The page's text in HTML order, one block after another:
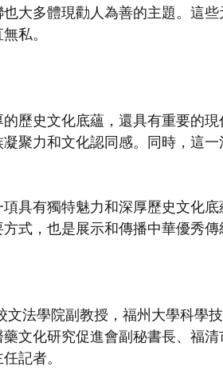
大多體現勸人為善的主題。這
私。
歷史文化底蘊，還具有重要的
聚力和文化認同感。同時，這
具有獨特魅力和深厚歷史文化底
式，也是展示和傳播中華優秀
法學院副教授，福州大學科學
文化研究促進會副秘書長、福
記者。